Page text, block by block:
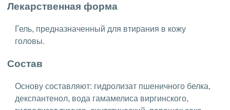
Лекарственная форма
Гель, предназначенный для втирания в кожу
головы.
Состав
Основу составляют: гидролизат пшеничного белка,
декспантенол, вода гамамелиса виргинского,